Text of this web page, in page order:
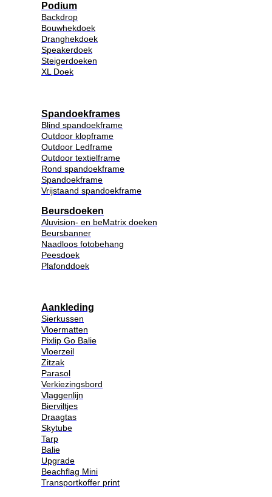
Podium
Backdrop
Bouwhekdoek
Dranghekdoek
Speakerdoek
Steigerdoeken
XL Doek
Spandoekframes
Blind spandoekframe
Outdoor klopframe
Outdoor Ledframe
Outdoor textielframe
Rond spandoekframe
Spandoekframe
Vrijstaand spandoekframe
Beursdoeken
Aluvision- en beMatrix doeken
Beursbanner
Naadloos fotobehang
Peesdoek
Plafonddoek
Aankleding
Sierkussen
Vloermatten
Pixlip Go Balie
Vloerzeil
Zitzak
Parasol
Verkiezingsbord
Vlaggenlijn
Bierviltjes
Draagtas
Skytube
Tarp
Balie
Upgrade
Beachflag Mini
Transportkoffer print